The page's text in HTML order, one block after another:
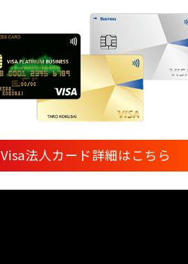
Visa法人カード詳細はこちら